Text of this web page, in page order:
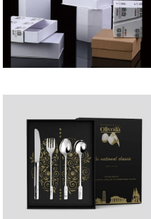
印刷样品展示